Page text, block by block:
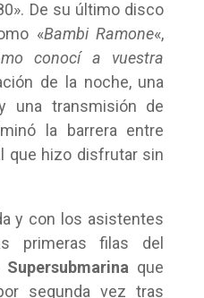
De su último disco
«Bambi Ramone«,
conocí a vuestra
de la noche, una
una transmisión de
la barrera entre
que hizo disfrutar sin
y con los asistentes
primeras filas del
Supersubmarina que
segunda vez tras